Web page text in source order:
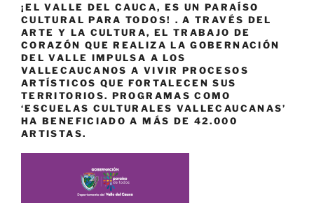
¡EL VALLE DEL CAUCA, ES UN PARAÍSO
CULTURAL PARA TODOS! . A TRAVÉS DEL
ARTE Y LA CULTURA, EL TRABAJO DE
CORAZÓN QUE REALIZA LA GOBERNACIÓN
DEL VALLE IMPULSA A LOS
VALLECAUCANOS A VIVIR PROCESOS
ARTÍSTICOS QUE FORTALECEN SUS
TERRITORIOS. PROGRAMAS COMO
‘ESCUELAS CULTURALES VALLECAUCANAS’
HA BENEFICIADO A MÁS DE 42.000
ARTISTAS.